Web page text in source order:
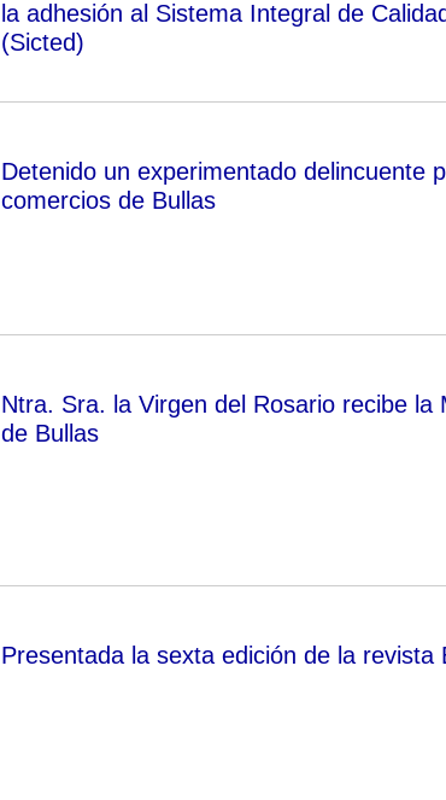
la adhesión al Sistema Integral de
(Sicted)
Detenido un experimentado delincuente
comercios de Bullas
Ntra. Sra. la Virgen del Rosario recibe la
de Bullas
Presentada la sexta edición de la revista